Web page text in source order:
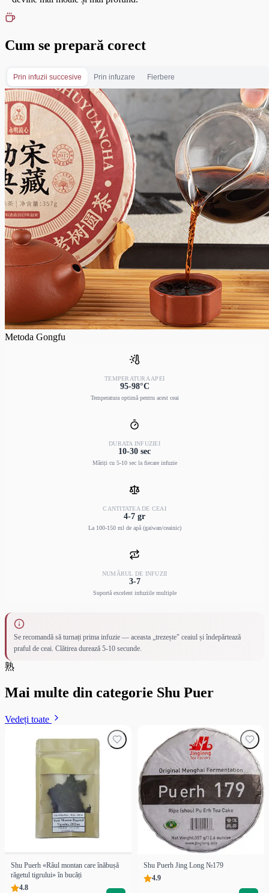
Cum se prepară corect
Prin infuzii succesive Prin infuzare Fierbere
Metoda Gongfu
TEMPERATURA APEI
95-98°C
Temperatura optimă pentru acest ceai
DURATA INFUZIEI
10-30 sec
Măriți cu 5-10 sec la fiecare infuzie
CANTITATEA DE CEAI
4-7 gr
La 100-150 ml de apă (gaiwan/ceainic)
NUMĂRUL DE INFUZII
3-7
Suportă excelent infuziile multiple
Se recomandă să turnați prima infuzie — aceasta „trezește" ceaiul și îndepărtează
praful de ceai. Clătirea durează 5-10 secunde.
熟
Mai multe din categorie Shu Puer
Vedeți toate
Shu Puerh «Râul montan care înăbușă
răgetul tigrului» în bucăți
4.8
Shu Puerh Jing Long №179
4.9